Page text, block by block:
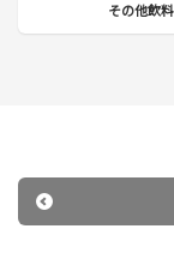
その他飲料